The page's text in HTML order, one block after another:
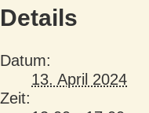
Details
Datum:
13. April 2024
Zeit: